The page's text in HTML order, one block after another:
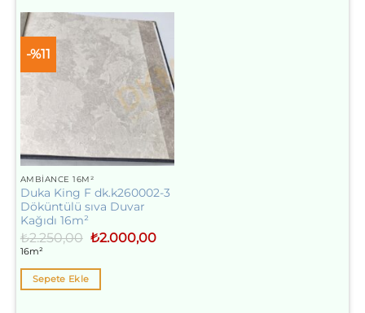
-%11
AMBIANCE 16M²
Duka King F dk.k260002-3
Döküntülü sıva Duvar
Kağıdı 16m²
₺2.250,00 Orijinal
fiyat:
₺2.000,00Şu
andaki
16m²
Sepete Ekle